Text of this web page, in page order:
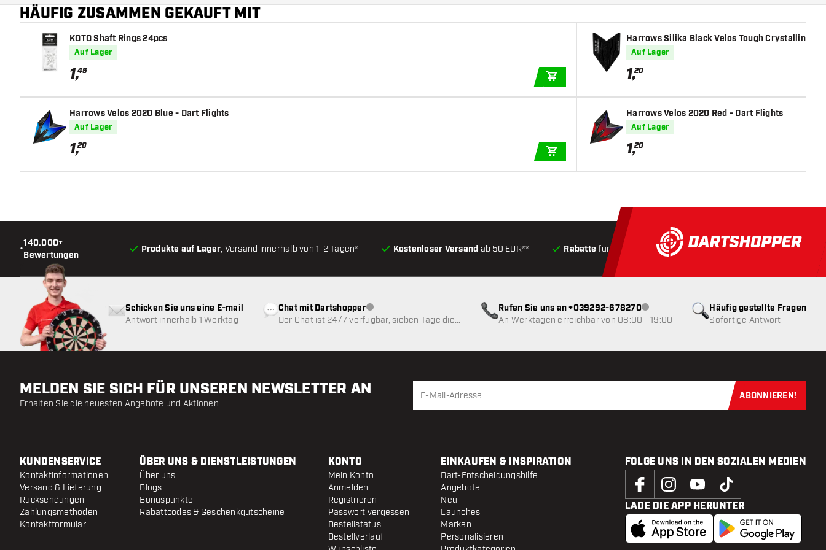
HÄUFIG ZUSAMMEN GEKAUFT MIT
KOTO Shaft Rings 24pcs
Auf Lager
1,45
IN DEN WARENKORB
Harrows Velos 2020 Blue - Dart Flights
Auf Lager
1,20
IN DEN WARENKORB
Harrows Silika Black Velos Tough Crystalline
Auf Lager
1,20
Harrows Velos 2020 Red - Dart Flights
Auf Lager
1,20
•
140.000+
Bewertungen
Produkte auf Lager, Versand innerhalb von 1-2 Tagen* Kostenloser Versand ab 50 EUR** Rabatte für Kunden Produkte auf Lager, Versand
Häufig gestellte Fragen
Sofortige Antwort
Schicken Sie uns eine E-mail
Antwort innerhalb 1 Werktag
Chat mit DartshopperKundenservice nicht verfügbar
Der Chat ist 24/7 verfügbar, sieben Tage die
Rufen Sie uns an +039292-678270Kundenservice nicht verfügbar
An Werktagen erreichbar von 08:00 - 19:00
MELDEN SIE SICH FÜR UNSEREN NEWSLETTER AN
Erhalten Sie die neuesten Angebote und Aktionen
Jetzt für
ABONNIEREN!
KUNDENSERVICE
Kontaktinformationen
Versand & Lieferung
Rücksendungen
Zahlungsmethoden
Kontaktformular
ÜBER UNS & DIENSTLEISTUNGEN
Über uns
Blogs
Bonuspunkte
Rabattcodes & Geschenkgutscheine
KONTO
Mein Konto
Anmelden
Registrieren
Passwort vergessen
Bestellstatus
Bestellverlauf
EINKAUFEN & INSPIRATION
Dart-Entscheidungshilfe
Angebote
Neu
Launches
Marken
Personalisieren
FOLGE UNS IN DEN SOZIALEN MEDIEN
LADE DIE APP HERUNTER